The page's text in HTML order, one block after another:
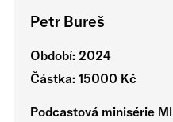
Petr Bureš
Období: 2024
Částka: 15000 Kč
Podcastová minisérie